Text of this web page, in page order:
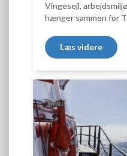
Vingesejl,
hænger sammen for
Læs videre